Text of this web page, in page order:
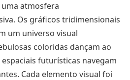
atmosfera
Os gráficos tridimensionais
um universo visual
coloridas dançam ao
futurísticas navegam
Cada elemento visual foi